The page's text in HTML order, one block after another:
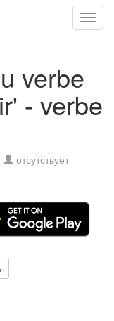
verbe
- verbe
отсутствует